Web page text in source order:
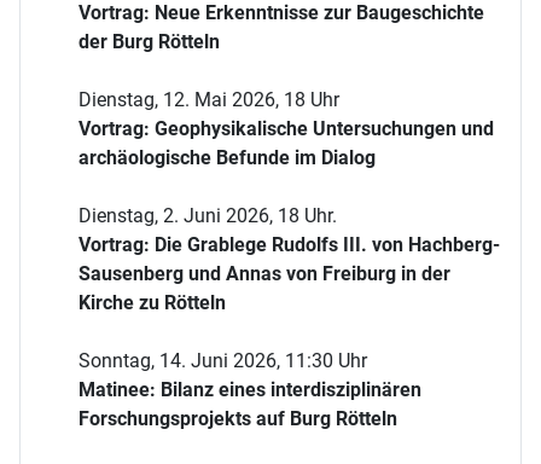
Vortrag: Neue Erkenntnisse zur Baugeschichte
der Burg Rötteln
Dienstag, 12. Mai 2026, 18 Uhr
Vortrag: Geophysikalische Untersuchungen und
archäologische Befunde im Dialog
Dienstag, 2. Juni 2026, 18 Uhr.
Vortrag: Die Grablege Rudolfs III. von Hachberg-
Sausenberg und Annas von Freiburg in der
Kirche zu Rötteln
Sonntag, 14. Juni 2026, 11:30 Uhr
Matinee: Bilanz eines interdisziplinären
Forschungsprojekts auf Burg Rötteln